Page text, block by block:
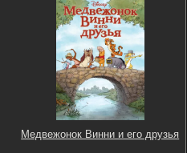
Медвежонок Винни и его друзья